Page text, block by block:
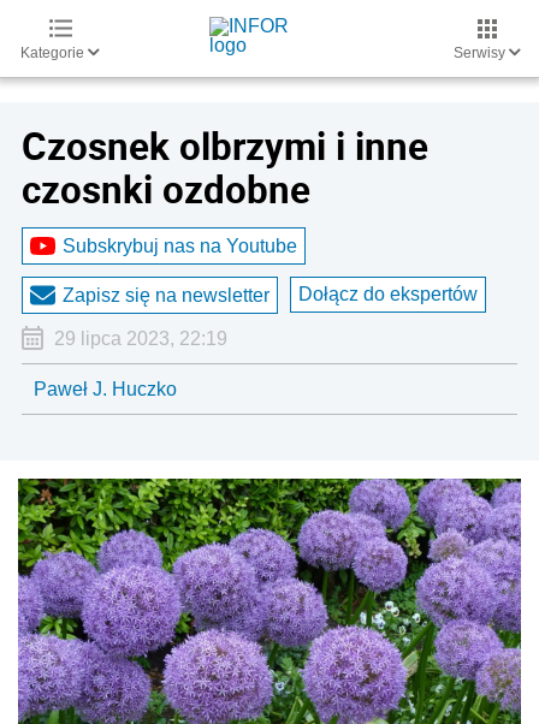
Kategorie Serwisy
Czosnek olbrzymi i inne
czosnki ozdobne
Subskrybuj nas na Youtube
Zapisz się na newsletter Dołącz do ekspertów
29 lipca 2023, 22:19
Paweł J. Huczko